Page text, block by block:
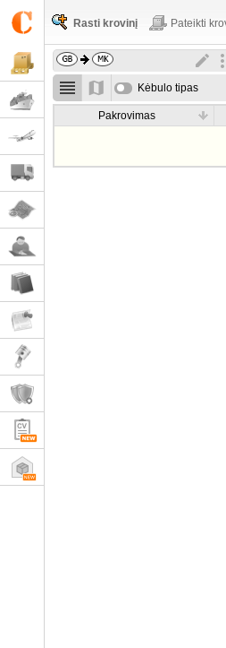
Rasti krovinį Pateikti
Kėbulo tipas
Pakrovimas